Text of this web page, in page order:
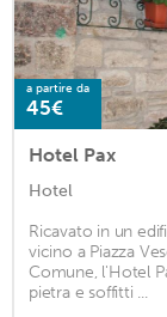
a partire da
45€
Hotel Pax
Hotel
Ricavato in un
vicino a Piazza
Comune, l'Hotel
pietra e soffitti ...